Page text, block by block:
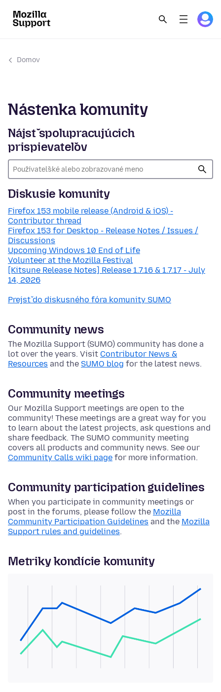
Domov
Nástenka komunity
Nájsť spolupracujúcich
prispievateľov
Diskusie komunity
Firefox 153 mobile release (Android & iOS) -
Contributor thread
Firefox 153 for Desktop - Release Notes / Issues /
Discussions
Upcoming Windows 10 End of Life
Volunteer at the Mozilla Festival
[Kitsune Release Notes] Release 1.7.16 & 1.7.17 - July
14, 2026
Prejsť do diskusného fóra komunity SUMO
Community news
The Mozilla Support (SUMO) community has done a
lot over the years. Visit Contributor News &
Resources and the SUMO blog for the latest news.
Community meetings
Our Mozilla Support meetings are open to the
community! These meetings are a great way for you
to learn about the latest projects, ask questions and
share feedback. The SUMO community meeting
covers all products and community news. See our
Community Calls wiki page for more information.
Community participation guidelines
When you participate in community meetings or
post in the forums, please follow the Mozilla
Community Participation Guidelines and the Mozilla
Support rules and guidelines.
Metriky kondície komunity